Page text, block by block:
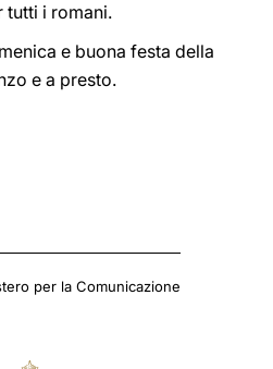
tutti i romani.
e buona festa della
e a presto.
per la Comunicazione